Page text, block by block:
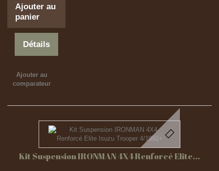
Ajouter au
panier
Détails
Ajouter au
comparateur
Kit Suspension IRONMAN 4X4 Renforcé Elite...